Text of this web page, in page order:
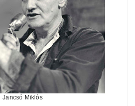
Jancsó Miklós